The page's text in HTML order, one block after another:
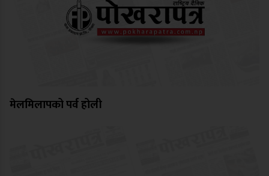
मेलमिलापको पर्व होली